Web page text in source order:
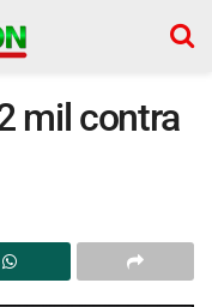
mil contra